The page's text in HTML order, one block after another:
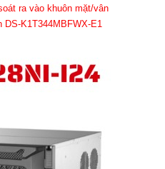
ra vào khuôn mặt/vân
K1T344MBFWX-E1